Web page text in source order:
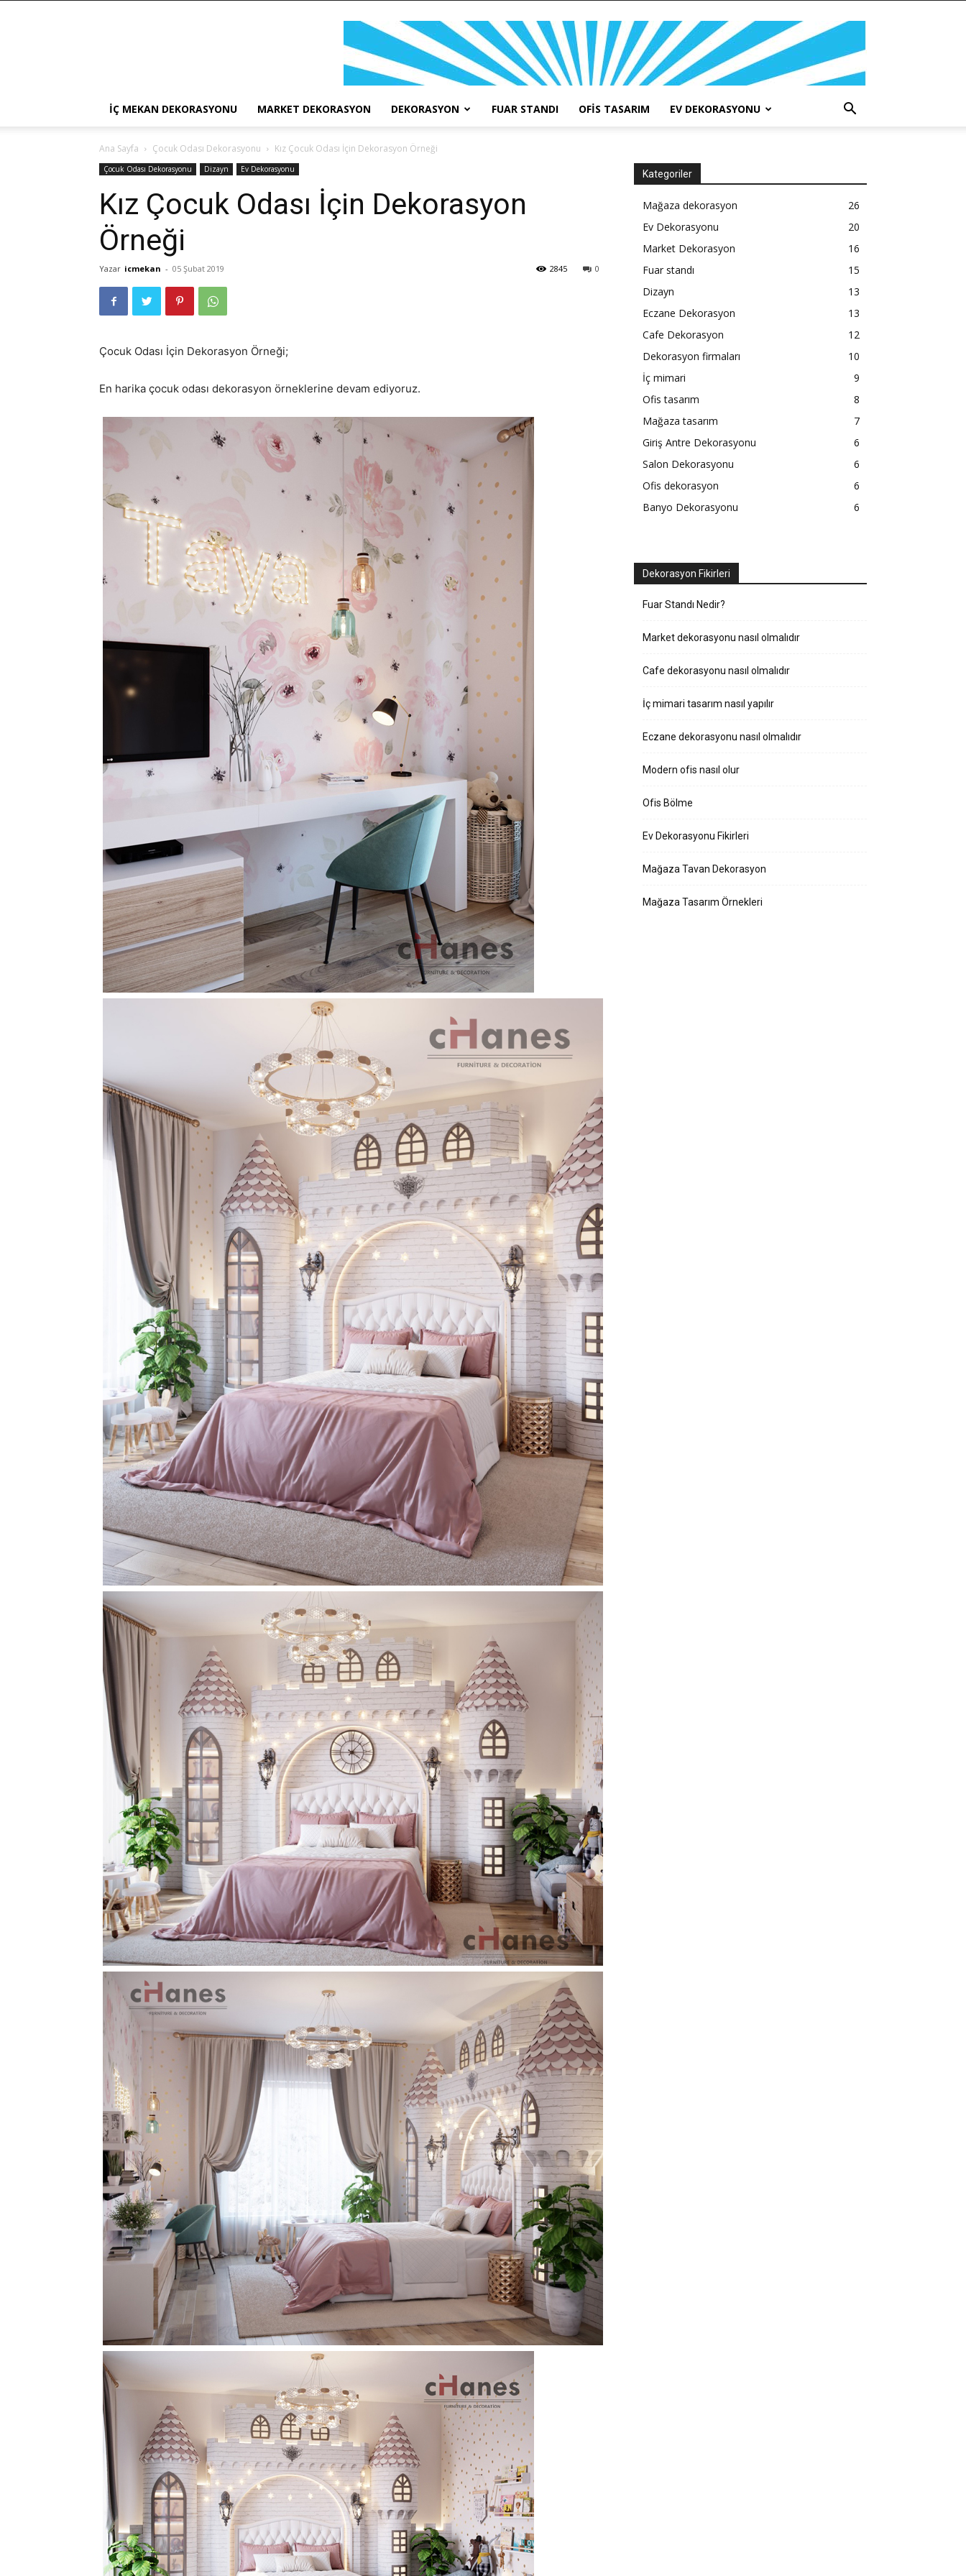
İÇ MEKAN DEKORASYONU MARKET DEKORASYON DEKORASYON FUAR STANDI OFIS TASARIM EV DEKORASYONU
Ana Sayfa Çocuk Odası Dekorasyonu Kız Çocuk Odası İçin Dekorasyon Örneği
Çocuk Odası Dekorasyonu Dizayn Ev Dekorasyonu
Kız Çocuk Odası İçin Dekorasyon
Örneği
Yazar icmekan - 05 Şubat 2019 0
2845
Çocuk Odası İçin Dekorasyon Örneği;
En harika çocuk odası dekorasyon örneklerine devam ediyoruz.
Kategoriler
Mağaza dekorasyon
26
Ev Dekorasyonu
20
Market Dekorasyon
16
Fuar standı
15
Dizayn
13
Eczane Dekorasyon
13
Cafe Dekorasyon
12
Dekorasyon firmaları
10
İç mimari
9
Ofis tasarım
8
Mağaza tasarım
7
Giriş Antre Dekorasyonu
6
Salon Dekorasyonu
6
Ofis dekorasyon
6
Banyo Dekorasyonu
6
Dekorasyon Fikirleri
Fuar Standı Nedir?
Market dekorasyonu nasıl olmalıdır
Cafe dekorasyonu nasıl olmalıdır
İç mimari tasarım nasıl yapılır
Eczane dekorasyonu nasıl olmalıdır
Modern ofis nasıl olur
Ofis Bölme
Ev Dekorasyonu Fikirleri
Mağaza Tavan Dekorasyon
Mağaza Tasarım Örnekleri